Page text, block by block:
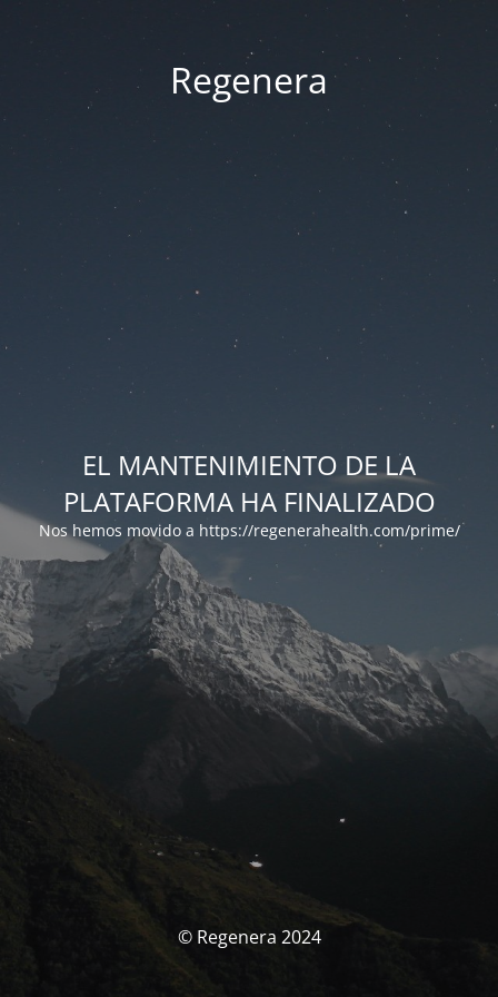
Regenera
EL MANTENIMIENTO DE LA
PLATAFORMA HA FINALIZADO
Nos hemos movido a https://regenerahealth.com/prime/
© Regenera 2024